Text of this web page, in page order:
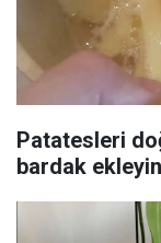
Patatesleri
bardak